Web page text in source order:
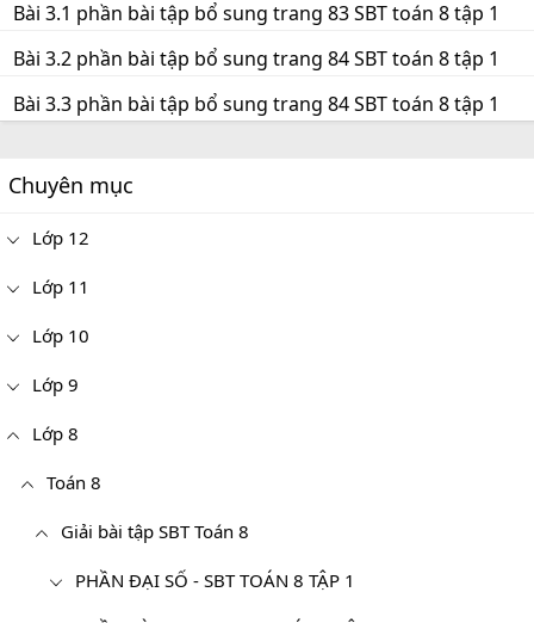
Bài 3.1 phần bài tập bổ sung trang 83 SBT toán 8 tập 1
Bài 3.2 phần bài tập bổ sung trang 84 SBT toán 8 tập 1
Bài 3.3 phần bài tập bổ sung trang 84 SBT toán 8 tập 1
Chuyên mục
Lớp 12
Lớp 11
Lớp 10
Lớp 9
Lớp 8
Toán 8
Giải bài tập SBT Toán 8
PHẦN ĐẠI SỐ - SBT TOÁN 8 TẬP 1